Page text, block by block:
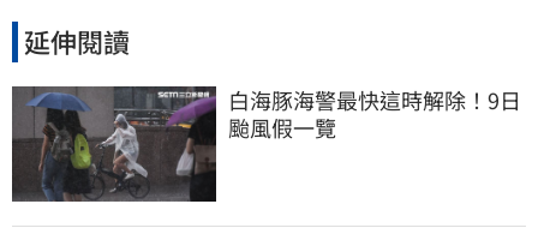
延伸閱讀
白海豚海警最快這時解除！9日
颱風假一覽